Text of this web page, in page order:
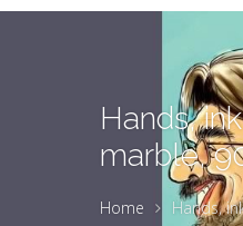
Hands,
marble,
Home
Hands,